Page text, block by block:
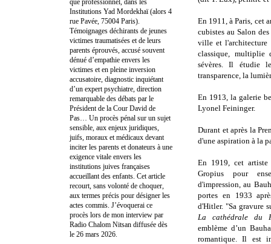
En 1911, à Paris, cet
cubistes au Salon
ville et l'architecture
classique, multiplie
sévères. Il étudie
transparence, la
En 1913, la galerie
Lyonel Feininger.
Durant et après la
d'une aspiration à la
En 1919, cet
Gropius pour
d'impression, au
portes en 1933
d'Hitler. "Sa gravure
La cathédrale du
emblème d’un
romantique. Il est
Institutions Yad Mordekhaï (alors 4
rue Pavée, 75004 Paris).
Témoignages déchirants de jeunes
victimes traumatisées et de leurs
parents éprouvés, accusé souvent
dénué d’empathie envers les
victimes et en pleine inversion
accusatoire, diagnostic inquiétant
d’un expert psychiatre, direction
remarquable des débats par le
Président de la Cour David de
Pas… Un procès pénal sur un sujet
sensible, aux enjeux juridiques,
juifs, moraux et médicaux devant
inciter les parents et donateurs à une
exigence vitale envers les
institutions juives françaises
accueillant des enfants. Cet article
recourt, sans volonté de choquer,
aux termes précis pour désigner les
actes commis. J’évoquerai ce
procès lors de mon interview par
Radio Chalom Nitsan diffusée dès
le 26 mars 2026.